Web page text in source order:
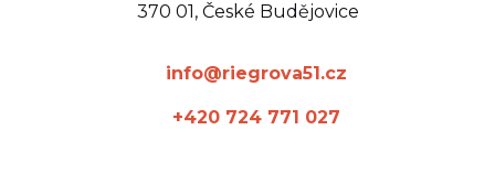
370 01, České Budějovice
info@riegrova51.cz
+420 724 771 027